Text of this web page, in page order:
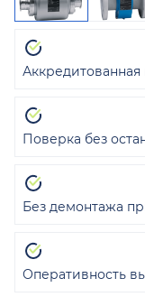
Поверка без
Без демонтажа
Оперативность